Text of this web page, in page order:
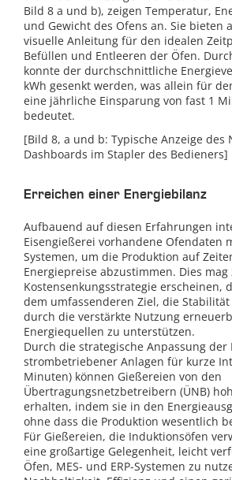
Bild 8 a und b), zeigen Temperatur,
und Gewicht des Ofens an. Sie bieten
visuelle Anleitung für den idealen
Befüllen und Entleeren der Öfen.
konnte der durchschnittliche
kWh gesenkt werden, was allein für
eine jährliche Einsparung von fast 1
bedeutet.
[Bild 8, a und b: Typische Anzeige des
Dashboards im Stapler des Bedieners]
Erreichen einer Energiebilanz
Aufbauend auf diesen Erfahrungen
Eisengießerei vorhandene Ofendaten
Systemen, um die Produktion auf
Energiepreise abzustimmen. Dies
Kostensenkungsstrategie erscheinen,
dem umfassenderen Ziel, die Stabilität
durch die verstärkte Nutzung
Energiequellen zu unterstützen.
Durch die strategische Anpassung der
strombetriebener Anlagen für kurze
Minuten) können Gießereien von den
Übertragungsnetzbetreibern (ÜNB)
erhalten, indem sie in den
ohne dass die Produktion wesentlich
Für Gießereien, die Induktionsöfen
eine großartige Gelegenheit, leicht
Öfen, MES- und ERP-Systemen zu